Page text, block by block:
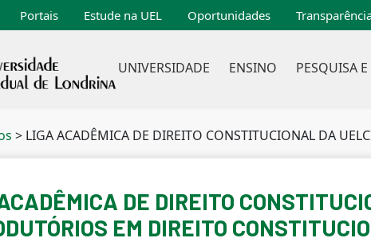
Portais Estude na UEL Oportunidades
UNIVERSIDADE ENSINO PESQUISA
> LIGA ACADÊMICA DE DIREITO CONSTITUCIONAL DA UELCICLO DE ESTUDOS
DE DIREITO
EM DIREITO